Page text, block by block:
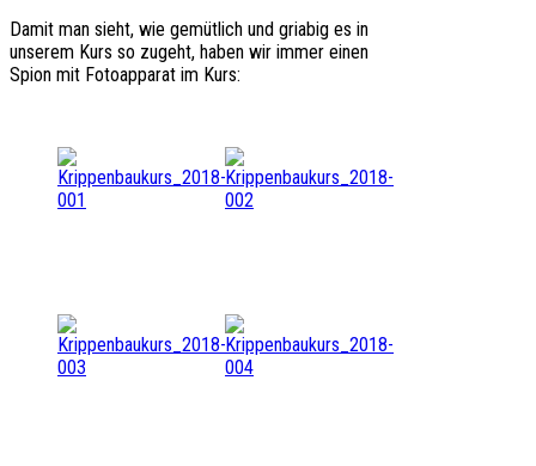
Damit man sieht, wie gemütlich und griabig es in
unserem Kurs so zugeht, haben wir immer einen
Spion mit Fotoapparat im Kurs: